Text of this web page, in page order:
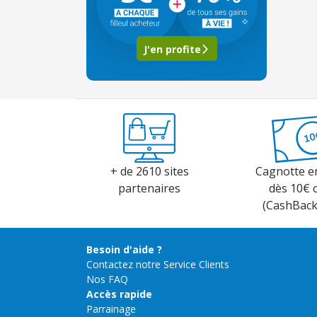
J'en profite
+ de 2610 sites
partenaires
Cagnotte
dès 10€
Besoin d'aide ?
Contactez notre Service Clients
Nos FAQ
Accès rapide
Parrainage